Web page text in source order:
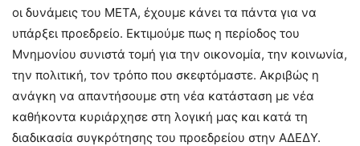
οι δυνάμεις του ΜΕΤΑ, έχουμε κάνει τα πάντα για να
υπάρξει προεδρείο. Εκτιμούμε πως η περίοδος του
Μνημονίου συνιστά τομή για την οικονομία, την κοινωνία,
την πολιτική, τον τρόπο που σκεφτόμαστε. Ακριβώς η
ανάγκη να απαντήσουμε στη νέα κατάσταση με νέα
καθήκοντα κυριάρχησε στη λογική μας και κατά τη
διαδικασία συγκρότησης του προεδρείου στην ΑΔΕΔΥ.